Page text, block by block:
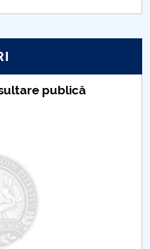
publică